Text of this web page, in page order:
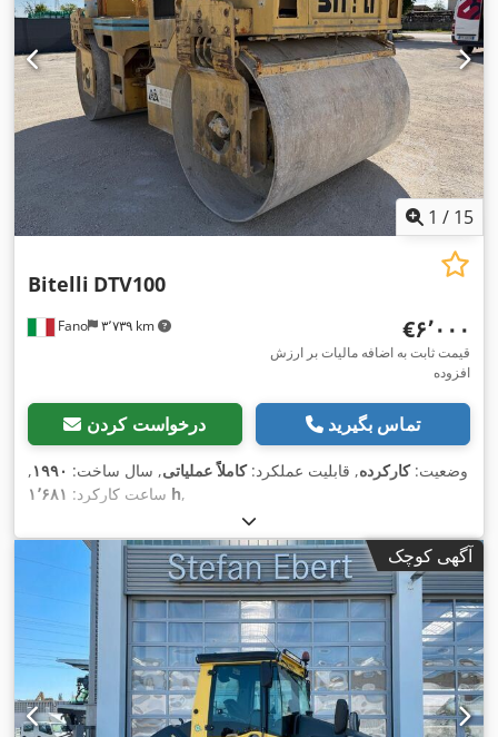
1 / 15
Fano ۳٬۷۳۹ km
Bitelli DTV100
‎€۶٬۰۰۰
قیمت ثابت به اضافه مالیات بر ارزش
افزوده
درخواست کردن تماس بگیرید
وضعیت:کارکرده, قابلیت عملکرد:کاملاً عملیاتی, سال ساخت: ۱۹۹۰,
ساعت کارکرد: ۱٬۶۸۱ h,
آگهی کوچک